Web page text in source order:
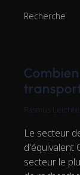
Recherche
Rasmus
Le secteur
d'équivalent
secteur le